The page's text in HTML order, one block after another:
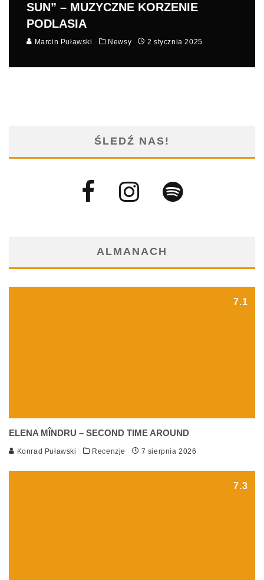
SUN” – MUZYCZNE KORZENIE
PODLASIA
Marcin Puławski Newsy 2 stycznia 2025
ŚLEDŹ NAS!
ALMANACH
7.1
ELENA MÎNDRU – SECOND TIME AROUND
Konrad Puławski Recenzje 7 sierpnia 2026
7.3